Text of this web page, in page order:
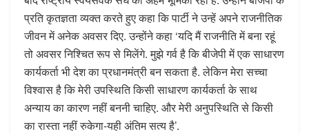
प्रति कृतज्ञता व्यक्त करते हुए कहा कि पार्टी ने उन्हें अपने राजनीतिक
जीवन में अनेक अवसर दिए. उन्होंने कहा ‘यदि मैं राजनीति में बना रहूं
तो अवसर निश्चित रूप से मिलेंगे. मुझे गर्व है कि बीजेपी में एक साधारण
कार्यकर्ता भी देश का प्रधानमंत्री बन सकता है. लेकिन मेरा सच्चा
विश्वास है कि मेरी उपस्थिति किसी साधारण कार्यकर्ता के साथ
अन्याय का कारण नहीं बननी चाहिए. और मेरी अनुपस्थिति से किसी
का रास्ता नहीं रुकेगा-यही अंतिम सत्य है’.